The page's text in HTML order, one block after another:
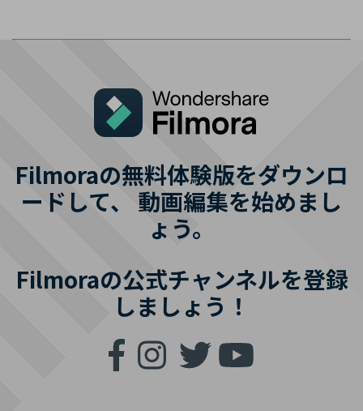
Filmoraの無料体験版をダウンロ
ードして、 動画編集を始めまし
ょう。
Filmoraの公式チャンネルを登録
しましょう！